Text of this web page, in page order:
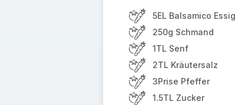
5EL Balsamico Essig
250g Schmand
1TL Senf
2TL Kräutersalz
3Prise Pfeffer
1.5TL Zucker